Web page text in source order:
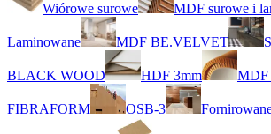
Wiórowe surowe MDF surowe i
Laminowane MDF BE.VELVET
BLACK WOOD HDF 3mm MDF
FIBRAFORM OSB-3